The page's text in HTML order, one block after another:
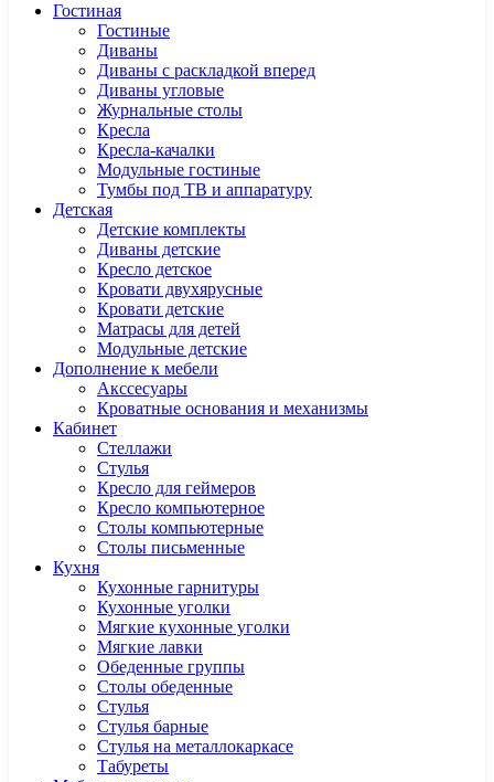
Гостиная
Гостиные
Диваны
Диваны с раскладкой вперед
Диваны угловые
Журнальные столы
Кресла
Кресла-качалки
Модульные гостиные
Тумбы под ТВ и аппаратуру
Детская
Детские комплекты
Диваны детские
Кресло детское
Кровати двухярусные
Кровати детские
Матрасы для детей
Модульные детские
Дополнение к мебели
Акссесуары
Кроватные основания и механизмы
Кабинет
Cтеллажи
Cтулья
Кресло для геймеров
Кресло компьютерное
Столы компьютерные
Столы письменные
Кухня
Кухонные гарнитуры
Кухонные уголки
Мягкие кухонные уголки
Мягкие лавки
Обеденные группы
Столы обеденные
Стулья
Стулья барные
Стулья на металлокаркасе
Табуреты